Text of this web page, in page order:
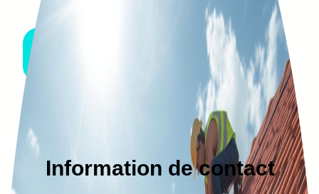
Information de contact